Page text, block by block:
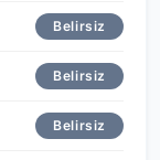
Belirsiz
Belirsiz
Belirsiz